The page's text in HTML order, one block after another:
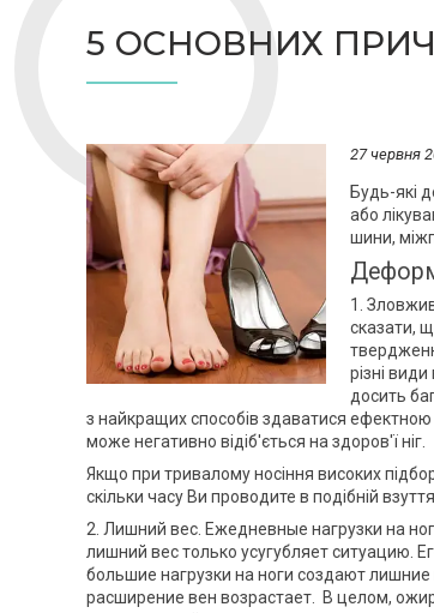
5 ОСНОВНИХ
27 червня
Будь-які
або
шини,
1.
сказати,
різні
досить
з найкращих способів здаватися
може негативно відіб'ється на здоров'ї ніг.
Якщо при тривалому носіння високих
скільки часу Ви проводите в подібній
2. Лишний вес. Ежедневные нагрузки на
лишний вес только усугубляет ситуацию.
большие нагрузки на ноги создают
расширение вен возрастает. В целом,